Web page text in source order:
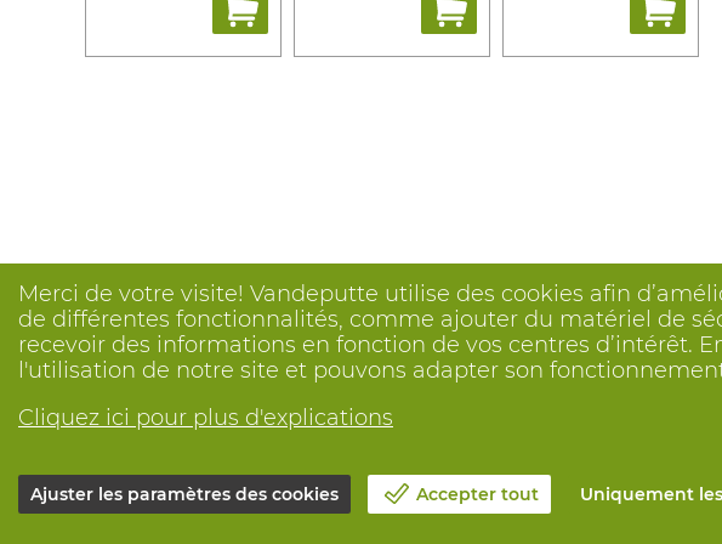
Merci de votre visite! Vandeputte utilise des cookies afin
de différentes fonctionnalités, comme ajouter du matériel de
recevoir des informations en fonction de vos centres d’intérêt.
l'utilisation de notre site et pouvons adapter son
Cliquez ici pour plus d'explications
Ajuster les paramètres des cookies Accepter tout Uniquement